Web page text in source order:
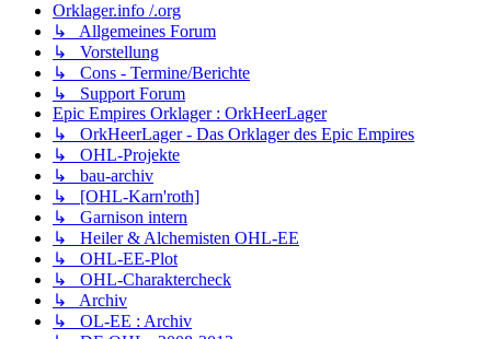
Orklager.info /.org
↳ Allgemeines Forum
↳ Vorstellung
↳ Cons - Termine/Berichte
↳ Support Forum
Epic Empires Orklager : OrkHeerLager
↳ OrkHeerLager - Das Orklager des Epic Empires
↳ OHL-Projekte
↳ bau-archiv
↳ [OHL-Karn'roth]
↳ Garnison intern
↳ Heiler & Alchemisten OHL-EE
↳ OHL-EE-Plot
↳ OHL-Charaktercheck
↳ Archiv
↳ OL-EE : Archiv